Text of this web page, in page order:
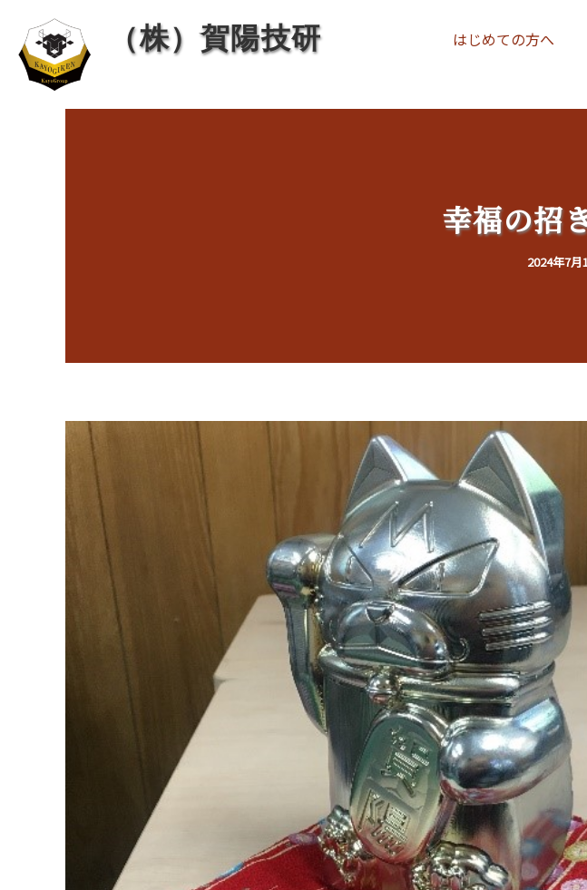
（株）賀陽技研 はじめての方へ
幸福の招
2024年7月
稿
ナ